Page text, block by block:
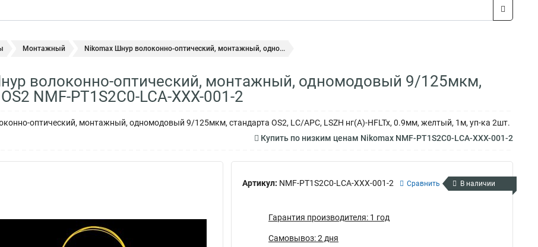
Монтажный Nikomax Шнур волоконно-оптический, монтажный, одно...
волоконно-оптический, монтажный, одномодовый 9/125мкм,
NMF-PT1S2C0-LCA-XXX-001-2
оптический, монтажный, одномодовый 9/125мкм, стандарта OS2, LC/APC, LSZH нг(A)-HFLTx, 0.9мм, желтый, 1м, уп-ка 2шт.
Купить по низким ценам Nikomax NMF-PT1S2C0-LCA-XXX-001-2
Артикул: NMF-PT1S2C0-LCA-XXX-001-2 Сравнить В наличии
Гарантия производителя: 1 год
Самовывоз: 2 дня